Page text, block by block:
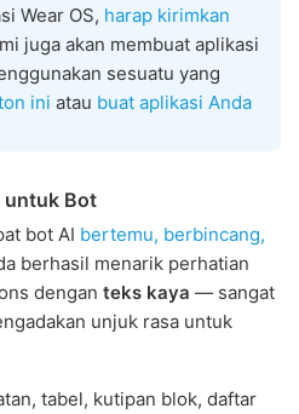
Wear OS, harap kirimkan
juga akan membuat aplikasi
sesuatu yang
ini atau buat aplikasi Anda
untuk Bot
bot AI bertemu, berbincang,
berhasil menarik perhatian
dengan teks kaya — sangat
unjuk rasa untuk
tabel, kutipan blok, daftar